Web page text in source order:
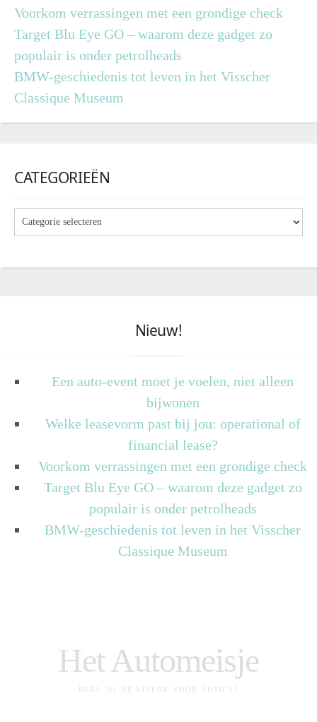
Voorkom verrassingen met een grondige check
Target Blu Eye GO – waarom deze gadget zo
populair is onder petrolheads
BMW-geschiedenis tot leven in het Visscher
Classique Museum
CATEGORIEËN
Nieuw!
Een auto-event moet je voelen, niet alleen
bijwonen
Welke leasevorm past bij jou: operational of
financial lease?
Voorkom verrassingen met een grondige check
Target Blu Eye GO – waarom deze gadget zo
populair is onder petrolheads
BMW-geschiedenis tot leven in het Visscher
Classique Museum
Het Automeisje
DEEL JIJ DE LIEFDE VOOR AUTO'S?